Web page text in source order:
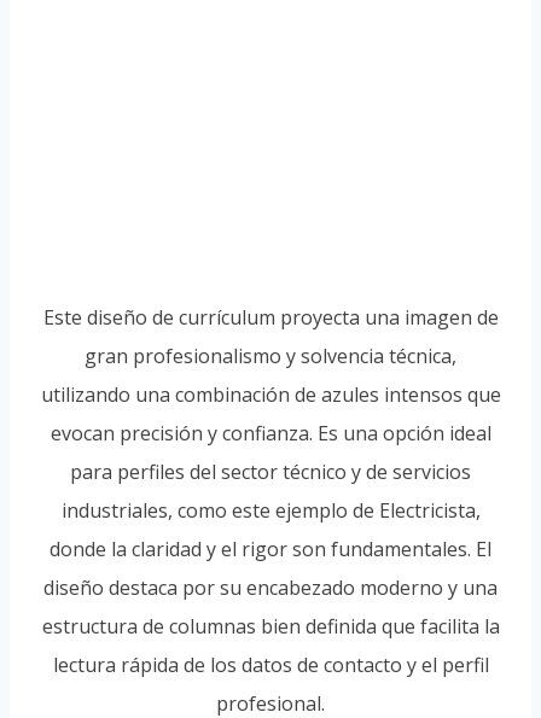
Este diseño de currículum proyecta una imagen de
gran profesionalismo y solvencia técnica,
utilizando una combinación de azules intensos que
evocan precisión y confianza. Es una opción ideal
para perfiles del sector técnico y de servicios
industriales, como este ejemplo de Electricista,
donde la claridad y el rigor son fundamentales. El
diseño destaca por su encabezado moderno y una
estructura de columnas bien definida que facilita la
lectura rápida de los datos de contacto y el perfil
profesional.